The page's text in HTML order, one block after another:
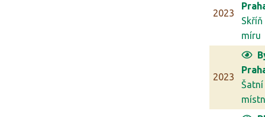
2023
Skříň
míru
2023
Šatní